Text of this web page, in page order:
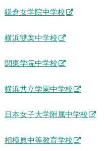
鎌倉女学院中学校
横浜雙葉中学校
関東学院中学校
横浜共立学園中学校
日本女子大学附属中学校
相模原中等教育学校